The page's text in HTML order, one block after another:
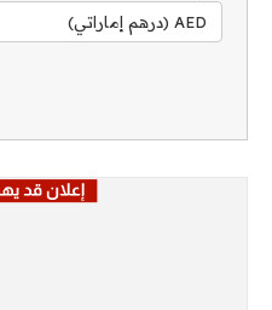
AED (درهم إماراتي)